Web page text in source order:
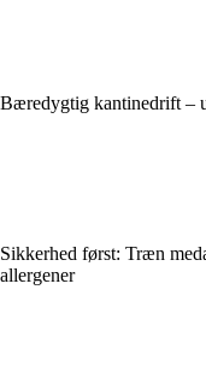
Bæredygtig kantinedrift –
Sikkerhed først: Træn
allergener